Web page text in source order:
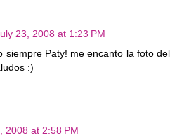
23, 2008 at 1:23 PM
siempre Paty! me encanto la foto del
:)
2008 at 2:58 PM